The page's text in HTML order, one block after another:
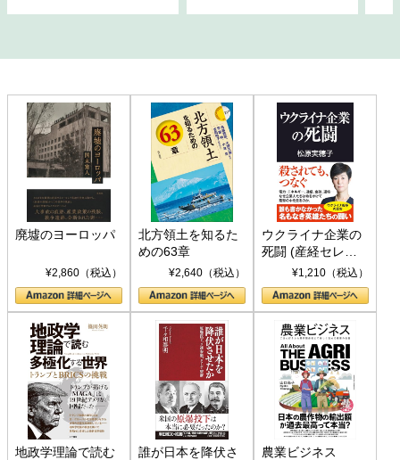
廃墟のヨーロッパ
¥2,860（税込）
北方領土を知るた
めの63章
¥2,640（税込）
ウクライナ企業の
死闘 (産経セレク
ト S 039)¥1,210（税込）
地政学理論で読む
誰が日本を降伏さ
農業ビジネス